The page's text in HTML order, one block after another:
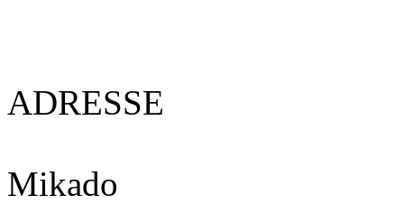
ADRESSE
Mikado